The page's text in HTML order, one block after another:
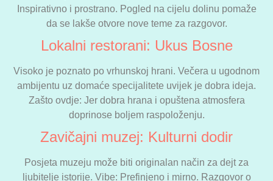
Inspirativno i prostrano. Pogled na cijelu dolinu pomaže
da se lakše otvore nove teme za razgovor.
Lokalni restorani: Ukus Bosne
Visoko je poznato po vrhunskoj hrani. Večera u ugodnom
ambijentu uz domaće specijalitete uvijek je dobra ideja.
Zašto ovdje: Jer dobra hrana i opuštena atmosfera
doprinose boljem raspoloženju.
Zavičajni muzej: Kulturni dodir
Posjeta muzeju može biti originalan način za dejt za
ljubitelje istorije. Vibe: Prefinjeno i mirno. Razgovor o